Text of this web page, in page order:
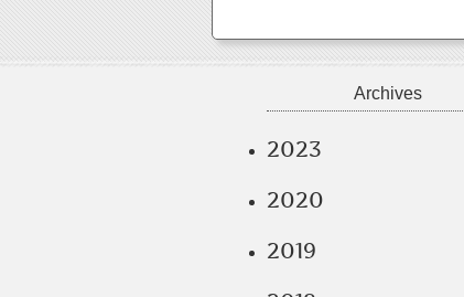
Archives
2023
2020
2019